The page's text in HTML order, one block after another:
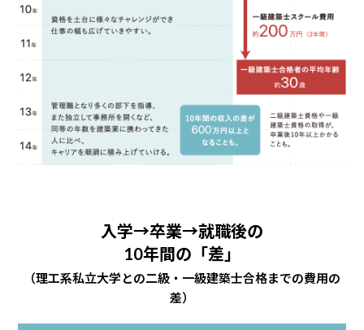
入学→卒業→就職後の
10年間の「差」
（理工系私立大学との二級・一級建築士合格までの費用の
差）